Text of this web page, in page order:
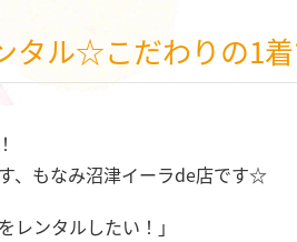
ンタル☆こだわりの1
、もなみ沼津イーラde店です☆
レンタルしたい！」